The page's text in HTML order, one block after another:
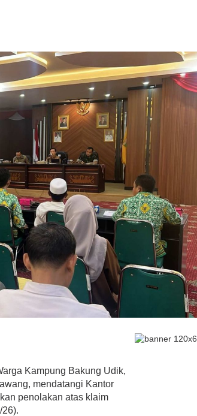
Kampung Bakung Udik,
mendatangi Kantor
penolakan atas klaim